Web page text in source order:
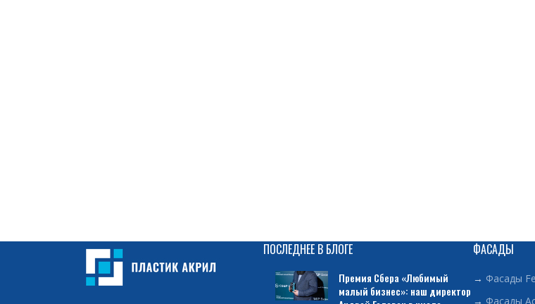
ПОСЛЕДНЕЕ В БЛОГЕ
Премия Сбера «Любимый
малый бизнес»: наш директор
ФАСАДЫ
→ Фасады
→ Фасады